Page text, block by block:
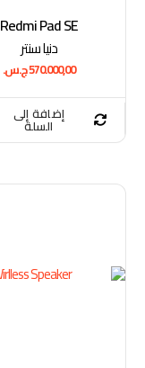
Redmi Pad SE
دنيا سنتر
570.000,00ج.س.
إضافة إلى
السلة